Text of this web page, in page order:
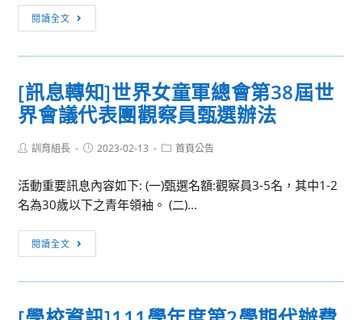
閱讀全文
項
競
學
年
北
暨
澎
金
區
國
[訊息轉知]世界女童軍總會第38屆世
界會議代表團觀察員甄選辦法
Post訓育組長
Post2023-02-13
Post首頁公告
活動重要訊息內容如下: (一)甄選名額:觀察員3-5名，其中1-2
名為30歲以下之青年領袖。 (二)...
閱讀全文
息
轉
世